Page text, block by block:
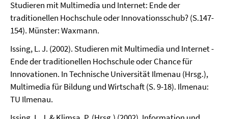
Studieren mit Multimedia und Internet: Ende der
traditionellen Hochschule oder Innovationsschub? (S.147-
154). Münster: Waxmann.
Issing, L. J. (2002). Studieren mit Multimedia und Internet -
Ende der traditionellen Hochschule oder Chance für
Innovationen. In Technische Universität Ilmenau (Hrsg.),
Multimedia für Bildung und Wirtschaft (S. 9-18). Ilmenau:
TU Ilmenau.